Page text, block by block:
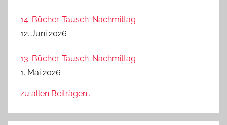
14. Bücher-Tausch-Nachmittag
12. Juni 2026
13. Bücher-Tausch-Nachmittag
1. Mai 2026
zu allen Beiträgen...